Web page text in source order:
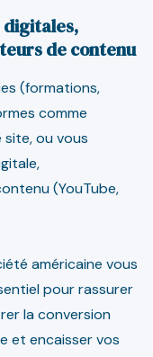
digitales,
de contenu
(formations,
comme
ou vous
(YouTube,
américaine vous
pour rassurer
la conversion
et encaisser vos